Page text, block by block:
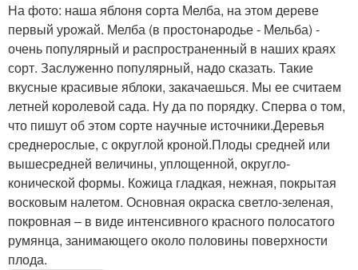
На фото: наша яблоня сорта Мелба, на этом дереве
первый урожай. Мелба (в простонародье - Мельба) -
очень популярный и распространенный в наших краях
сорт. Заслуженно популярный, надо сказать. Такие
вкусные красивые яблоки, закачаешься. Мы ее считаем
летней королевой сада. Ну да по порядку. Сперва о том,
что пишут об этом сорте научные источники.Деревья
среднерослые, с округлой кроной.Плоды средней или
вышесредней величины, уплощенной, округло-
конической формы. Кожица гладкая, нежная, покрытая
восковым налетом. Основная окраска светло-зеленая,
покровная – в виде интенсивного красного полосатого
румянца, занимающего около половины поверхности
плода.